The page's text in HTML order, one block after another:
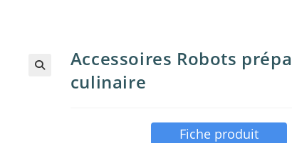
Accessoires Robots
culinaire
Fiche produit